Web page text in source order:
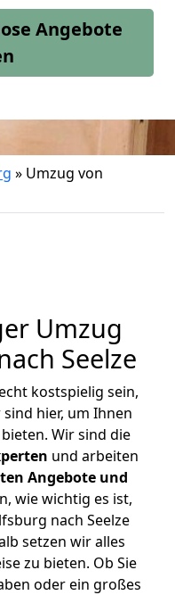
Angebote
» Umzug von
Umzug
Seelze
kostspielig sein,
hier, um Ihnen
Wir sind die
und arbeiten
Angebote und
wie wichtig es ist,
nach Seelze
setzen wir alles
zu bieten. Ob Sie
oder ein großes